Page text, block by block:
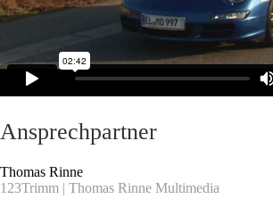
Ansprechpartner
Thomas Rinne
123Trimm | Thomas Rinne Multimedia